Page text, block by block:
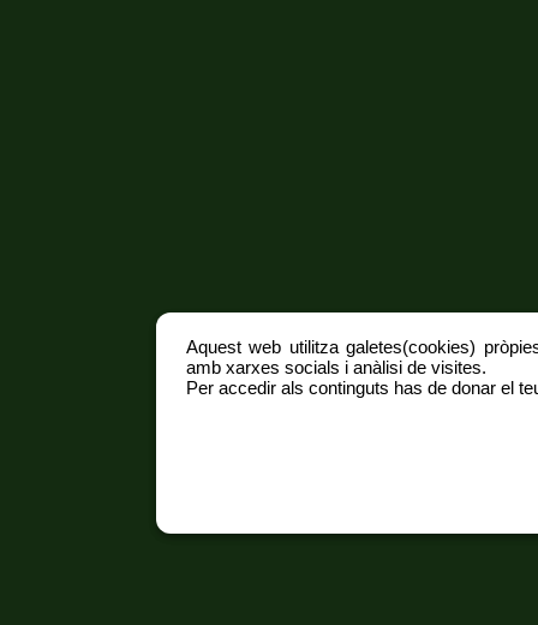
Aquest web utilitza galetes(cookies)
amb xarxes socials i anàlisi de visites.
Per accedir als continguts has de donar el